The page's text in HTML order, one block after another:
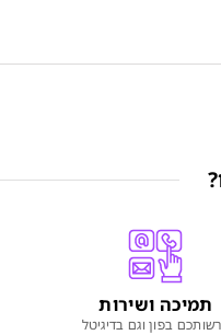
תמיכה ושירות
בפון וגם בדיגיטל